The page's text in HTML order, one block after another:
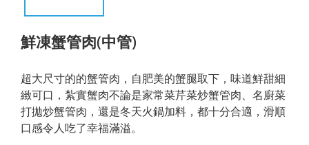
鮮凍蟹管肉(中管)
超大尺寸的的蟹管肉，自肥美的蟹腿取下，味道鮮甜細
緻可口，紮實蟹肉不論是家常菜芹菜炒蟹管肉、名廚菜
打拋炒蟹管肉，還是冬天火鍋加料，都十分合適，滑順
口感令人吃了幸福滿溢。